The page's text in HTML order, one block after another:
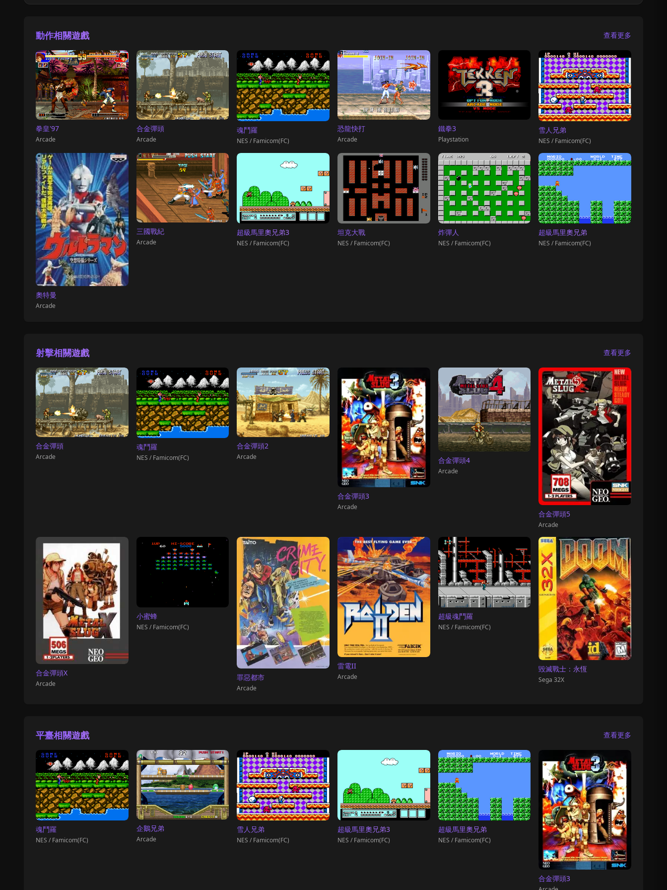
動作相關遊戲 查看更多
拳皇'97
Arcade
合金彈頭
Arcade
魂鬥羅
NES / Famicom(FC)
恐龍快打
Arcade
鐵拳3
Playstation
雪人兄弟
NES / Famicom(FC)
奧特曼
Arcade
三國戰紀
Arcade
超級馬里奧兄弟3
NES / Famicom(FC)
坦克大戰
NES / Famicom(FC)
炸彈人
NES / Famicom(FC)
超級馬里奧兄弟
NES / Famicom(FC)
射擊相關遊戲 查看更多
合金彈頭
Arcade
魂鬥羅
NES / Famicom(FC)
合金彈頭2
Arcade
合金彈頭3
Arcade
合金彈頭4
Arcade
合金彈頭5
Arcade
合金彈頭X
Arcade
小蜜蜂
NES / Famicom(FC)
罪惡都市
Arcade
雷電II
Arcade
超級魂鬥羅
NES / Famicom(FC)
毀滅戰士：永恆
Sega 32X
平臺相關遊戲 查看更多
魂鬥羅
NES / Famicom(FC)
企鵝兄弟
Arcade
雪人兄弟
NES / Famicom(FC)
超級馬里奧兄弟3
NES / Famicom(FC)
超級馬里奧兄弟
NES / Famicom(FC)
合金彈頭3